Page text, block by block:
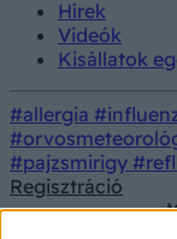
Hírek
Videók
Kisállatok
#allergia
#pajzsmirigy
Regisztráció